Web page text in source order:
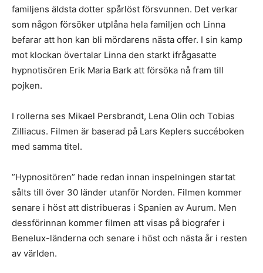
familjens äldsta dotter spårlöst försvunnen. Det verkar
som någon försöker utplåna hela familjen och Linna
befarar att hon kan bli mördarens nästa offer. I sin kamp
mot klockan övertalar Linna den starkt ifrågasatte
hypnotisören Erik Maria Bark att försöka nå fram till
pojken.
I rollerna ses Mikael Persbrandt, Lena Olin och Tobias
Zilliacus. Filmen är baserad på Lars Keplers succéboken
med samma titel.
”Hypnositören” hade redan innan inspelningen startat
sålts till över 30 länder utanför Norden. Filmen kommer
senare i höst att distribueras i Spanien av Aurum. Men
dessförinnan kommer filmen att visas på biografer i
Benelux-länderna och senare i höst och nästa år i resten
av världen.